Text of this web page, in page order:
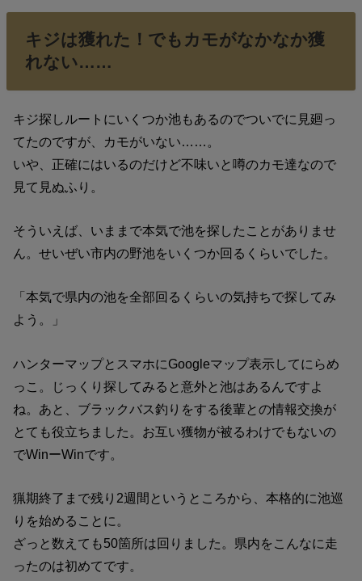
キジは獲れた！でもカモがなかなか獲
れない……
キジ探しルートにいくつか池もあるのでついでに見廻っ
てたのですが、カモがいない……。
いや、正確にはいるのだけど不味いと噂のカモ達なので
見て見ぬふり。
そういえば、いままで本気で池を探したことがありませ
ん。せいぜい市内の野池をいくつか回るくらいでした。
「本気で県内の池を全部回るくらいの気持ちで探してみ
よう。」
ハンターマップとスマホにGoogleマップ表示してにらめ
っこ。じっくり探してみると意外と池はあるんですよ
ね。あと、ブラックバス釣りをする後輩との情報交換が
とても役立ちました。お互い獲物が被るわけでもないの
でWinーWinです。
猟期終了まで残り2週間というところから、本格的に池巡
りを始めることに。
ざっと数えても50箇所は回りました。県内をこんなに走
ったのは初めてです。